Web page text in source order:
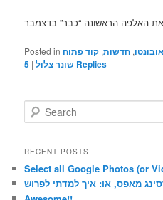
Posted in אובונטו, חדשות, קוד פתוח
שונר צלול |
5 Replies
e
r
h
RECENT POSTS
Select all Google Photos (or
מאפס, או: איך למדתי לפרוש